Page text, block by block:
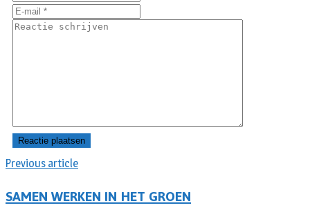
Previous article
SAMEN WERKEN IN HET GROEN